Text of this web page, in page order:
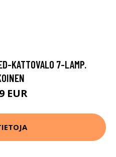
KATTOVALO 7-LAMP.
EUR